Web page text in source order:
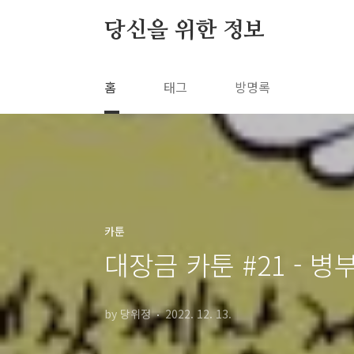
당신을 위한 정보
홈 태그 방명록
카툰
대장금 카툰 #21 - 병
by 당위정 2022. 12. 13.